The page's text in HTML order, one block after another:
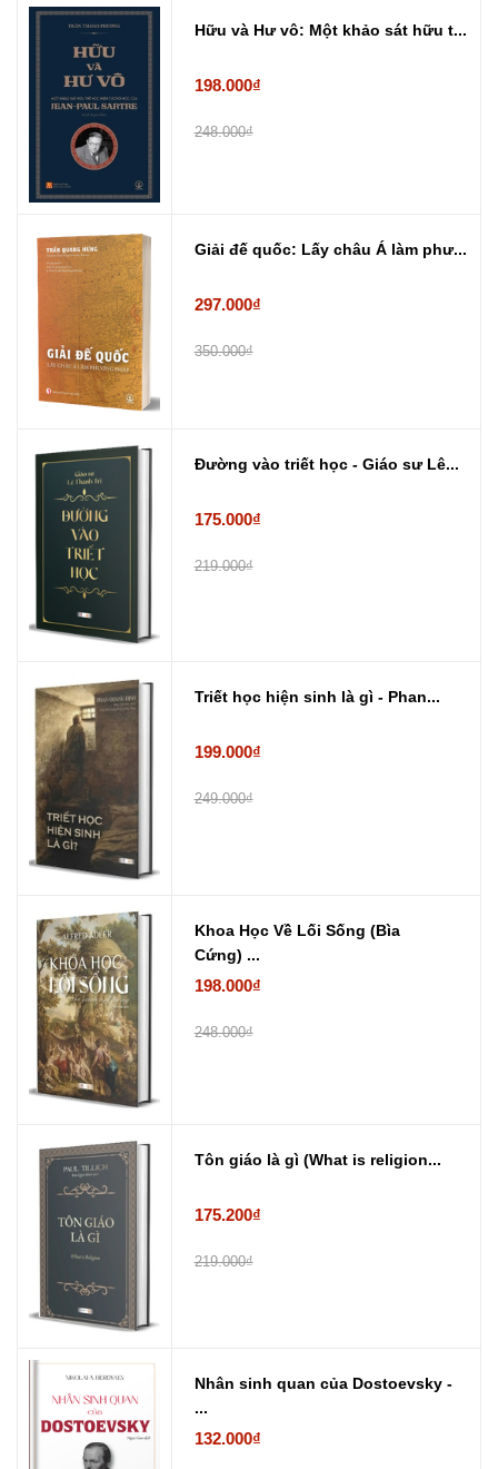
Hữu và Hư vô: Một khảo sát hữu t...
198.000₫
248.000₫
Giải đế quốc: Lấy châu Á làm phư...
297.000₫
350.000₫
Đường vào triết học - Giáo sư Lê...
175.000₫
219.000₫
Triết học hiện sinh là gì - Phan...
199.000₫
249.000₫
Khoa Học Về Lối Sống (Bìa
Cứng) ...
198.000₫
248.000₫
Tôn giáo là gì (What is religion...
175.200₫
219.000₫
Nhân sinh quan của Dostoevsky -
...
132.000₫